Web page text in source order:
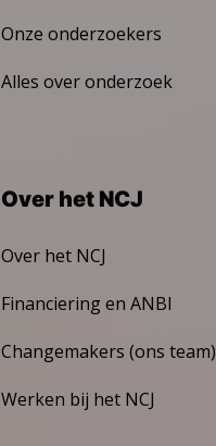
Onze onderzoekers
Alles over onderzoek
Over het NCJ
Over het NCJ
Financiering en ANBI
Changemakers (ons team)
Werken bij het NCJ